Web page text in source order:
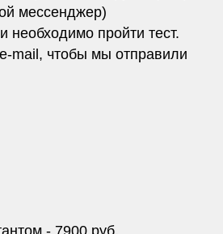
мессенджер)
необходимо пройти тест.
mail, чтобы мы отправили
- 7900 руб.